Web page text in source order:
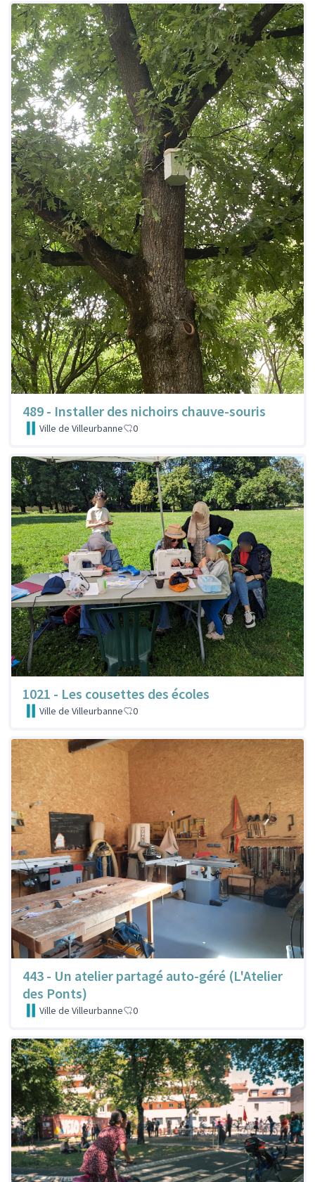
489 - Installer des nichoirs chauve-souris
Ville de Villeurbanne 0
1021 - Les cousettes des écoles
Ville de Villeurbanne 0
443 - Un atelier partagé auto-géré (L'Atelier
des Ponts)
Ville de Villeurbanne 0